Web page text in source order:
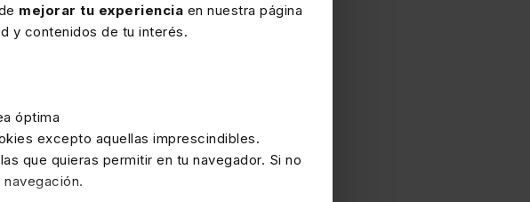
mejorar tu experiencia en nuestra página
y contenidos de tu interés.
óptima
excepto aquellas imprescindibles.
que quieras permitir en tu navegador. Si no